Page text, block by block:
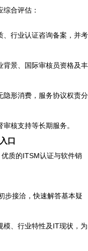
合评估：
、行业认证咨询备案，并考
背景、国际审核员资格及丰
隐形消费，服务协议权责分
核支持等长期服务。
口
质的ITSM认证与软件销
步接洽，快速解答基本疑
模、行业特性及IT现状，为